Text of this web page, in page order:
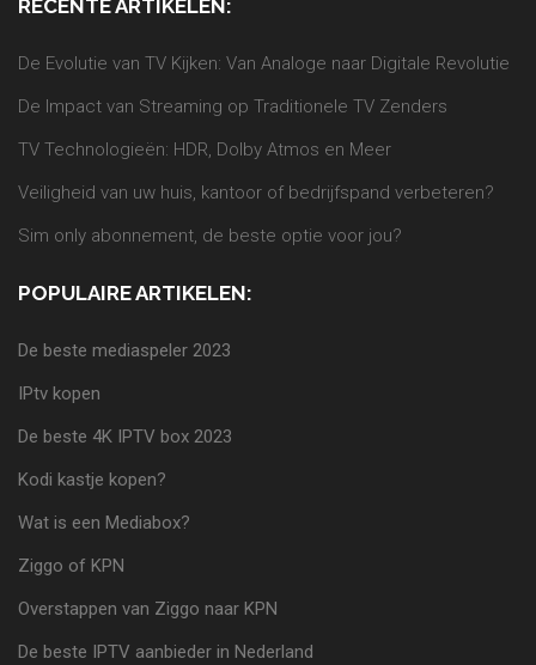
RECENTE ARTIKELEN:
De Evolutie van TV Kijken: Van Analoge naar Digitale Revolutie
De Impact van Streaming op Traditionele TV Zenders
TV Technologieën: HDR, Dolby Atmos en Meer
Veiligheid van uw huis, kantoor of bedrijfspand verbeteren?
Sim only abonnement, de beste optie voor jou?
POPULAIRE ARTIKELEN:
De beste mediaspeler 2023
IPtv kopen
De beste 4K IPTV box 2023
Kodi kastje kopen?
Wat is een Mediabox?
Ziggo of KPN
Overstappen van Ziggo naar KPN
De beste IPTV aanbieder in Nederland